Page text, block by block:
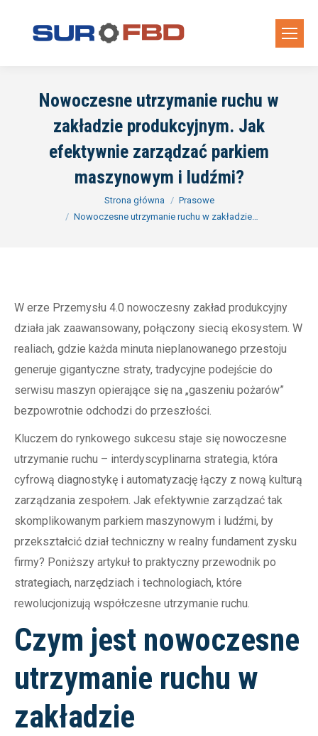
Nowoczesne utrzymanie ruchu w
zakładzie produkcyjnym. Jak
efektywnie zarządzać parkiem
maszynowym i ludźmi?
Strona główna
Prasowe
Nowoczesne utrzymanie ruchu w zakładzie…
W erze Przemysłu 4.0 nowoczesny zakład produkcyjny
działa jak zaawansowany, połączony siecią ekosystem. W
realiach, gdzie każda minuta nieplanowanego przestoju
generuje gigantyczne straty, tradycyjne podejście do
serwisu maszyn opierające się na „gaszeniu pożarów”
bezpowrotnie odchodzi do przeszłości.
Kluczem do rynkowego sukcesu staje się nowoczesne
utrzymanie ruchu – interdyscyplinarna strategia, która
cyfrową diagnostykę i automatyzację łączy z nową kulturą
zarządzania zespołem. Jak efektywnie zarządzać tak
skomplikowanym parkiem maszynowym i ludźmi, by
przekształcić dział techniczny w realny fundament zysku
firmy? Poniższy artykuł to praktyczny przewodnik po
strategiach, narzędziach i technologiach, które
rewolucjonizują współczesne utrzymanie ruchu.
Czym jest nowoczesne
utrzymanie ruchu w
zakładzie